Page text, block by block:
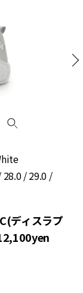
28.0 / 29.0 /
ディスラプ